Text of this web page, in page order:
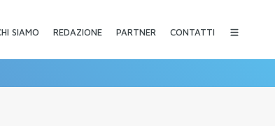
SIAMO REDAZIONE PARTNER CONTATTI